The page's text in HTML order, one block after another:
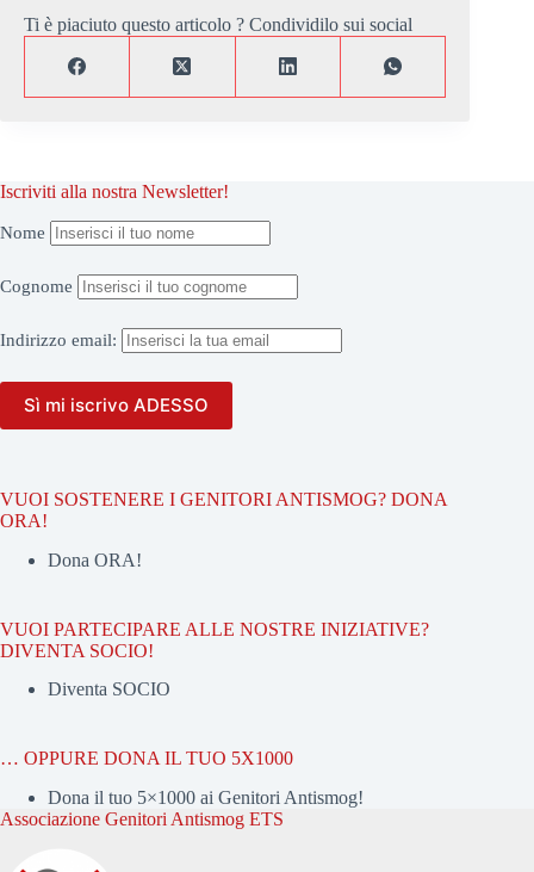
Ti è piaciuto questo articolo ? Condividilo sui social
Iscriviti alla nostra Newsletter!
Nome
Cognome
Indirizzo email:
VUOI SOSTENERE I GENITORI ANTISMOG? DONA
ORA!
Dona ORA!
VUOI PARTECIPARE ALLE NOSTRE INIZIATIVE?
DIVENTA SOCIO!
Diventa SOCIO
… OPPURE DONA IL TUO 5X1000
Dona il tuo 5×1000 ai Genitori Antismog!
Associazione Genitori Antismog ETS